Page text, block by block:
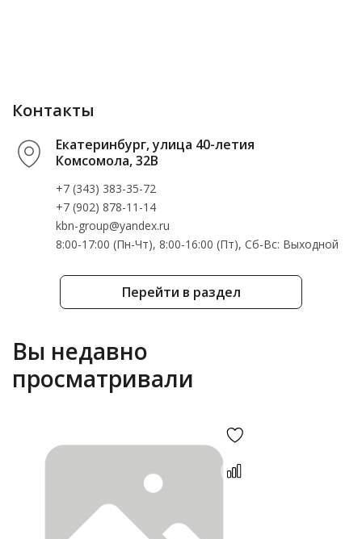
Перейти в раздел
Контакты
Екатеринбург, улица 40-летия
Комсомола, 32В
+7 (343) 383-35-72
+7 (902) 878-11-14
kbn-group@yandex.ru
8:00-17:00 (Пн-Чт), 8:00-16:00 (Пт), Cб-Вс: Выходной
Вы недавно
просматривали